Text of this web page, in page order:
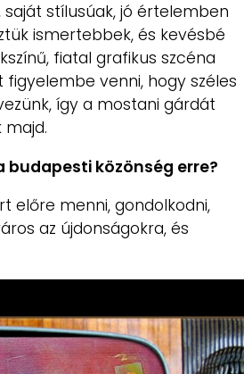
stílusúak, jó értelemben
ismertebbek, és kevésbé
fiatal grafikus szcéna
venni, hogy széles
így a mostani gárdát
budapesti közönség erre?
előre menni, gondolkodni,
az újdonságokra, és